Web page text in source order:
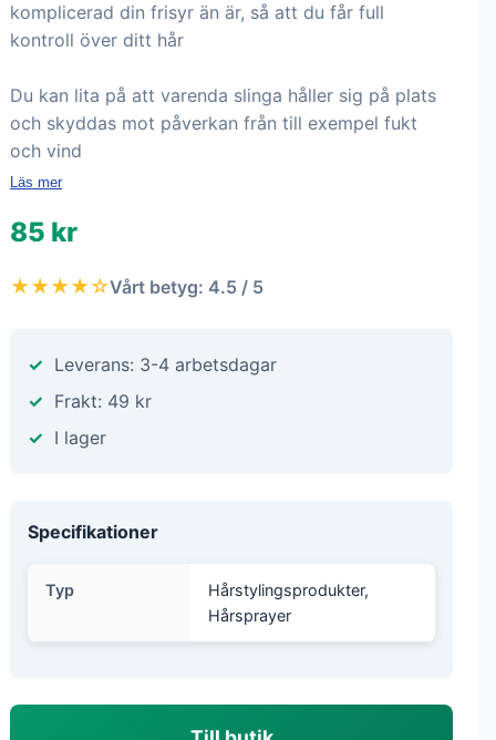
komplicerad din frisyr än är, så att du får full
kontroll över ditt hår
Du kan lita på att varenda slinga håller sig på plats
och skyddas mot påverkan från till exempel fukt
och vind
Läs mer
85 kr
★★★★☆Vårt betyg: 4.5 / 5
Leverans: 3-4 arbetsdagar
Frakt: 49 kr
I lager
Specifikationer
Typ
Hårstylingsprodukter,
Hårsprayer